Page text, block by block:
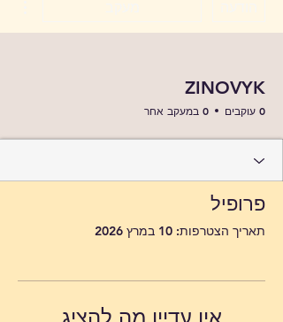
ZINOVYK
0 עוקבים 0 במעקב אחר
פרופיל
תאריך הצטרפות: 10 במרץ 2026